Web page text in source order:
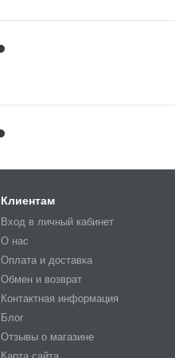
Клиентам
Вход в личный кабинет
О нас
Оплата и доставка
Обмен и возврат
Контактная информация
Блог
Отзывы о магазине